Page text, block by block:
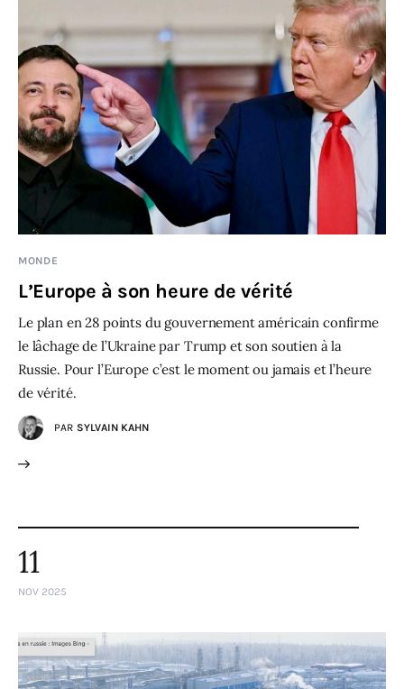
MONDE
L’Europe à son heure de vérité
Le plan en 28 points du gouvernement américain confirme
le lâchage de l’Ukraine par Trump et son soutien à la
Russie. Pour l’Europe c’est le moment ou jamais et l’heure
de vérité.
PAR SYLVAIN KAHN
11
NOV 2025